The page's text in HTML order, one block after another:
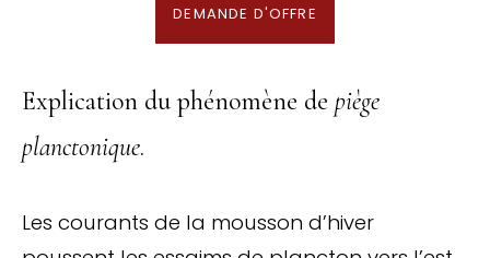
DEMANDE D'OFFRE
Explication du phénomène de piège
planctonique.
Les courants de la mousson d’hiver